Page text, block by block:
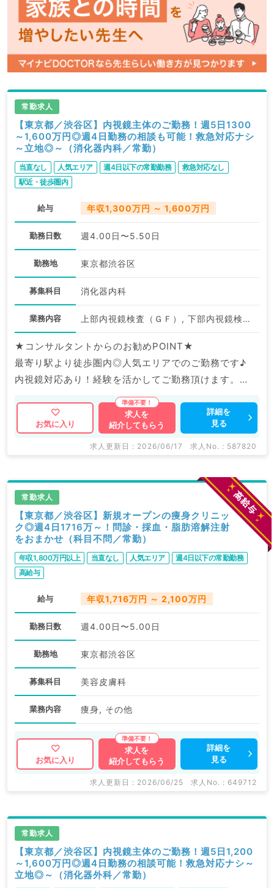
常勤求人
【東京都／渋谷区】内視鏡主体のご勤務！週5日1300
～1,600万円◎週4日勤務の相談も可能！救急対応ナシ
～立地◎～（消化器内科／常勤）
当直なし 人気エリア 週4日以下の常勤勤務
救急対応なし
駅近・徒歩圏内
給与 年収1,300万円 ～ 1,600万円
勤務日数 週4.00日〜5.50日
勤務地 東京都渋谷区
募集科目 消化器内科
業務内容 上部内視鏡検査（ＧＦ）, 下部内視鏡検査（ＣＦ）, 一般健診・人間ドック, 画像診断（一次読影）
★コンサルタントからのお勧めPOINT★
最寄り駅より徒歩圏内◎人気エリアでのご勤務です♪
内視鏡対応あり！経験を活かしてご勤務頂けます。
マイナビDOCTORでは病院やクリニックなどの医療機
関求人はもちろんのこと、
掲載情報以外にも産業医等の企業系求人も多数扱ってい
求人内容の詳細等はお気軽にお問合せ下さい。
お気に入り
求人を
紹介してもらう
詳細を
見る
求人更新日 : 2026/06/17 求人No. : 587820
常勤求人
【東京都／渋谷区】新規オープンの痩身クリニッ
ク◎週4日1716万～！問診・採血・脂肪溶解注射
をおまかせ（科目不問／常勤）
年収1,800万円以上 当直なし 人気エリア
週4日以下の常勤勤務
高給与
給与 年収1,716万円 ～ 2,100万円
勤務日数 週4.00日〜5.00日
勤務地 東京都渋谷区
募集科目 美容皮膚科
業務内容 痩身, その他
お気に入り
求人を
紹介してもらう
詳細を
見る
求人更新日 : 2026/06/25 求人No. : 649712
常勤求人
【東京都／渋谷区】内視鏡主体のご勤務！週5日1,200
～1,600万円◎週4日勤務の相談可能！救急対応ナシ～
立地◎～（消化器外科／常勤）